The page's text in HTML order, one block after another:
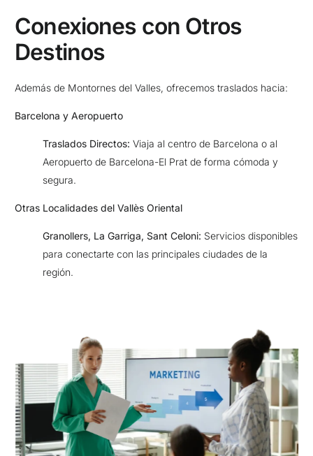
Conexiones con Otros
Destinos
Además de Montornes del Valles, ofrecemos traslados hacia:
Barcelona y Aeropuerto
Traslados Directos: Viaja al centro de Barcelona o al
Aeropuerto de Barcelona-El Prat de forma cómoda y
segura.
Otras Localidades del Vallès Oriental
Granollers, La Garriga, Sant Celoni: Servicios disponibles
para conectarte con las principales ciudades de la
región.